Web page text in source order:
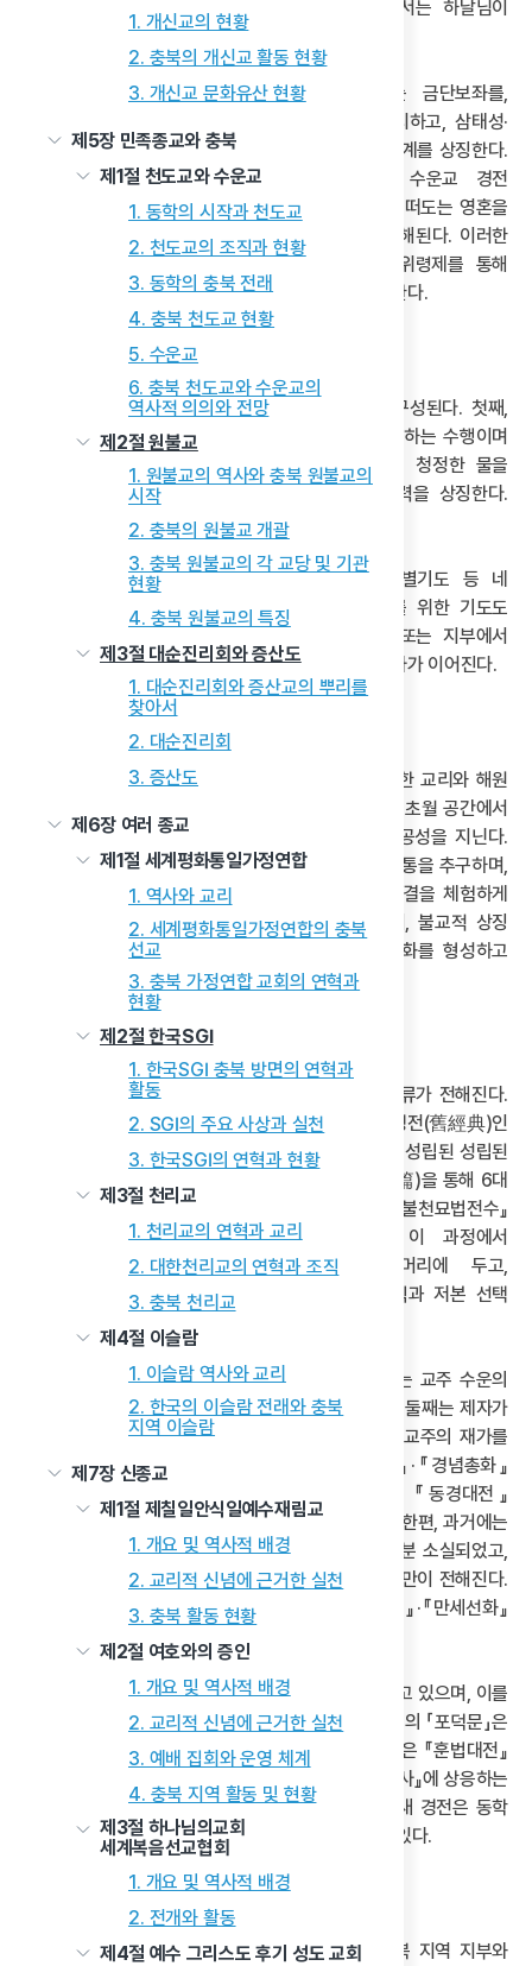
1. 개신교의 현황
2. 충북의 개신교 활동 현황
3. 개신교 문화유산 현황
제5장 민족종교와 충북
제1절 천도교와 수운교
1. 동학의 시작과 천도교
2. 천도교의 조직과 현황
3. 동학의 충북 전래
4. 충북 천도교 현황
5. 수운교
6. 충북 천도교와 수운교의
역사적 의의와 전망
제2절 원불교
1. 원불교의 역사와 충북 원불교의
시작
2. 충북의 원불교 개괄
3. 충북 원불교의 각 교당 및 기관
현황
4. 충북 원불교의 특징
제3절 대순진리회와 증산도
1. 대순진리회와 증산교의 뿌리를
찾아서
2. 대순진리회
3. 증산도
제6장 여러 종교
제1절 세계평화통일가정연합
1. 역사와 교리
2. 세계평화통일가정연합의 충북
선교
3. 충북 가정연합 교회의 연혁과
현황
제2절 한국SGI
1. 한국SGI 충북 방면의 연혁과
활동
2. SGI의 주요 사상과 실천
3. 한국SGI의 연혁과 현황
제3절 천리교
1. 천리교의 연혁과 교리
2. 대한천리교의 연혁과 조직
3. 충북 천리교
제4절 이슬람
1. 이슬람 역사와 교리
2. 한국의 이슬람 전래와 충북
지역 이슬람
제7장 신종교
제1절 제칠일안식일예수재림교
1. 개요 및 역사적 배경
2. 교리적 신념에 근거한 실천
3. 충북 활동 현황
제2절 여호와의 증인
1. 개요 및 역사적 배경
2. 교리적 신념에 근거한 실천
3. 예배 집회와 운영 체계
4. 충북 지역 활동 및 현황
제3절 하나님의교회
세계복음선교협회
1. 개요 및 역사적 배경
2. 전개와 활동
제4절 예수 그리스도 후기 성도 교회
불교에서 미륵보살이 머무는 세계지만, 수운교에서는 하날님이
강림하는 신성한 초월 공간으로 재해석된다.
천단은 중좌·동좌·서좌의 삼분 구조로, 중앙에는 금단보좌를,
양측에는 해(日)의 나옹과 달(月)의 수운을 배치하고, 삼태성·
자미성·칠성도 함께 배치하여 우주적 질서와 신적 위계를 상징한다.
천단 의례는 불교의 해원 사상을 반영하며, 수운교 경전
『불천묘법천수』에 따르면, 도솔천궁의 지상 건설은 떠도는 영혼을
구제하고 극락왕생으로 인도하는 해원의 성소로 이해된다. 이러한
해원 의식은 매년 4월과 10월에 열리는 합동 위령제를 통해
구체화되며, 순국선열과 전몰군경·선망 신도를 포괄한다.
(2) 치성 의례의 실천 요소
치성 의례는 신앙인의 일상 속 실천을 중심으로 구성된다. 첫째,
‘주문 봉송’은 21자의 기도문이나 ‘3·7 주문’을 암송하는 수행이며
불교의 염불과 함께 실천된다. 둘째, ‘청수봉전’은 청정한 물을
신성하게 올리는 의식으로 생명의 근원성과 치유력을 상징한다.
고기류를 사용하지 않고 과일·떡·성미 등을 진설한다.
셋째, ‘기도봉행’은 감사기도·축원기도·수련기도·특별기도 등 네
가지로 나뉘며, 삼대원 실현과 국가·민족적 행사를 위한 기도도
포함된다. 넷째, ‘법일참배’는 매주 일요일 본부 또는 지부에서
열리는 공식 법회로 예식 후에는 봉사활동과 공동식사가 이어진다.
(3) 수운교 의례의 특징과 의미
수운교의 의례는 종교적 전통을 계승하면서도 고유한 교리와 해원
사상을 바탕으로 재구성되었다. 천단 의례는 신성한 초월 공간에서
우주적 질서와 위계를 상징하며, 해원 의례로서 공공성을 지닌다.
치성 의례는 일상의 수행을 통해 신과의 지속적인 소통을 추구하며,
주문·청수·기도 등의 실천을 통해 인간과 우주의 연결을 체험하게
한다. 이처럼 수운교의 의례는 동학의 전통을 잇되, 불교적 상징
체계와 교리적 특수성을 결합하여 독자적 신앙 문화를 형성하고
3) 수운교의 경전
수운교는 7대 경전을 중심으로 다양한 경전과 가사류가 전해진다.
7대 경전은 수운 최제우가 1860년 득도 후 남긴 구경전(舊經典)인
『동경대전』과 『용담유사』, 그리고 수운교 창립 이후 성립된 성립된
신경전(新經典)을 포함한다. 1970년 1차 성편(成篇)을 통해 6대
경전 체제가 정립되었고, 2001년 2차 성편에서는 『불천묘법전수』
가 추가되어 7대 경전 체계가 확정되었다. 이 과정에서
교리연구위원회는 『불천묘법전수』를 첫머리에 두고,
‘하늘님’을‘하날님’으로 통일하였고, 문헌 편집 방식과 저본 선택
수운교의 경전은 크게 두 유형으로 구분된다. 첫째는 교주 수운의
친필 문헌이며, 대표적으로 『불천묘법천수』가 있다. 둘째는 제자가
기도나 수행 중 받은 천명을 바탕으로 강서하였다. 교주의 재가를
받아 성문화된 문헌으로, 『훈법대전』·『동도전서』·『경념총화』
·『통훈가사』 등이 이에 해당한다. 이들 문헌은 『동경대전』
·『용담유사』와 함께 수운교 7대 경전으로 간주된다. 한편, 과거에는
다양한 친필 문헌이 존재했으나 용호당 화재로 대부분 소실되었고,
일부 문헌인 『용운가』·『성법대전』·『금강대례참』 등만이 전해진다.
이 외에도 제자들의 정리로 남은 『무궁화』·『명운경』·『만세선화』
수운교 경전은 동학의 기본 경전과 밀접한 연관을 맺고 있으며, 이를
확장·심화한 구조로 구성된다. 예를 들어 『동경대전』의 「포덕문」은
『경념총화』로, 「논학문」은 『동도전서』로,「수덕문」은 『훈법대전』
으로, 「불연기연」은 『동경연의』로 이어지며, 『용담유사』에 상응하는
문헌으로는 『통훈가사』가 있다. 이처럼 수운교의 새 경전은 동학
경전과 표리 관계를 이루며 사상적 맥락을 계승하고 있다.
4) 1930년대 충북 수운교의 현황
1933년 1월 10일 기준, 수운교 지부 현황 중 충북 지역 지부와